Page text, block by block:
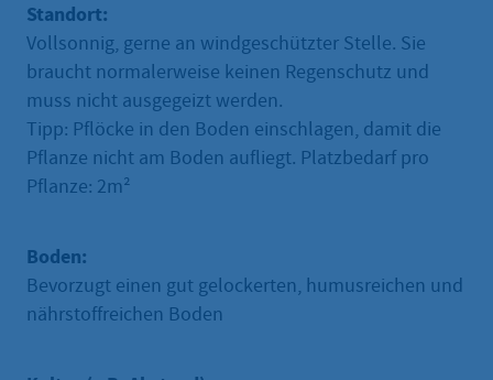
Standort:
Vollsonnig, gerne an windgeschützter Stelle. Sie
braucht normalerweise keinen Regenschutz und
muss nicht ausgegeizt werden.
Tipp: Pflöcke in den Boden einschlagen, damit die
Pflanze nicht am Boden aufliegt. Platzbedarf pro
Pflanze: 2m²
Boden:
Bevorzugt einen gut gelockerten, humusreichen und
nährstoffreichen Boden